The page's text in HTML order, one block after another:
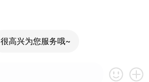
很高兴为您服务哦~